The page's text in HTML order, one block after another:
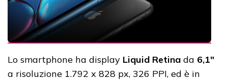
Lo smartphone ha display Liquid Retina da 6,1"
a risoluzione 1.792 x 828 px, 326 PPI, ed è in